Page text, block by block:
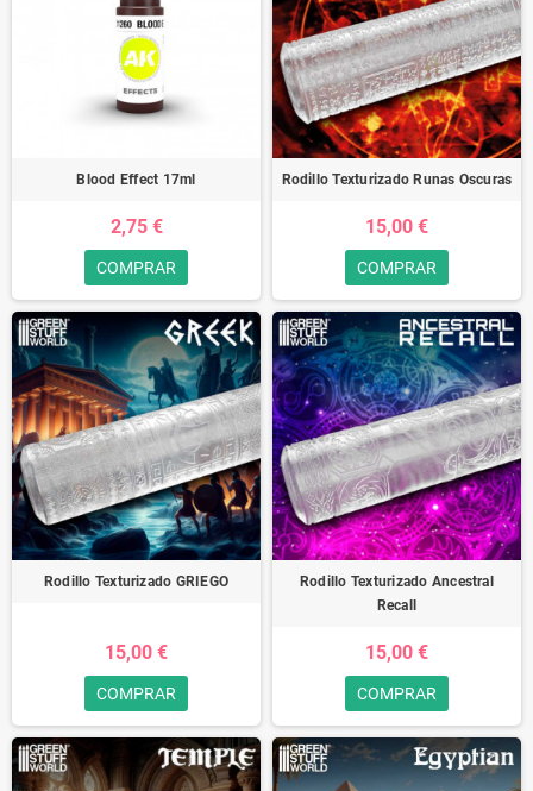
Blood Effect 17ml
2,75 €
COMPRAR
Rodillo Texturizado Runas Oscuras
15,00 €
COMPRAR
Rodillo Texturizado GRIEGO
15,00 €
COMPRAR
Rodillo Texturizado Ancestral
Recall
15,00 €
COMPRAR